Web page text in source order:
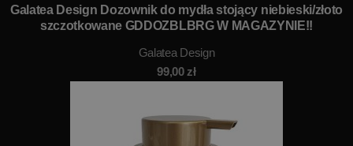
Galatea Design Dozownik do mydła stojący niebieski/złoto
szczotkowane GDDOZBLBRG W MAGAZYNIE!!
Galatea Design
99,00zł